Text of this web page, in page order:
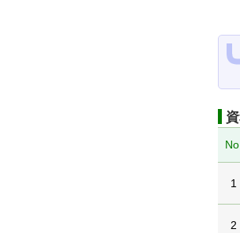
1
2